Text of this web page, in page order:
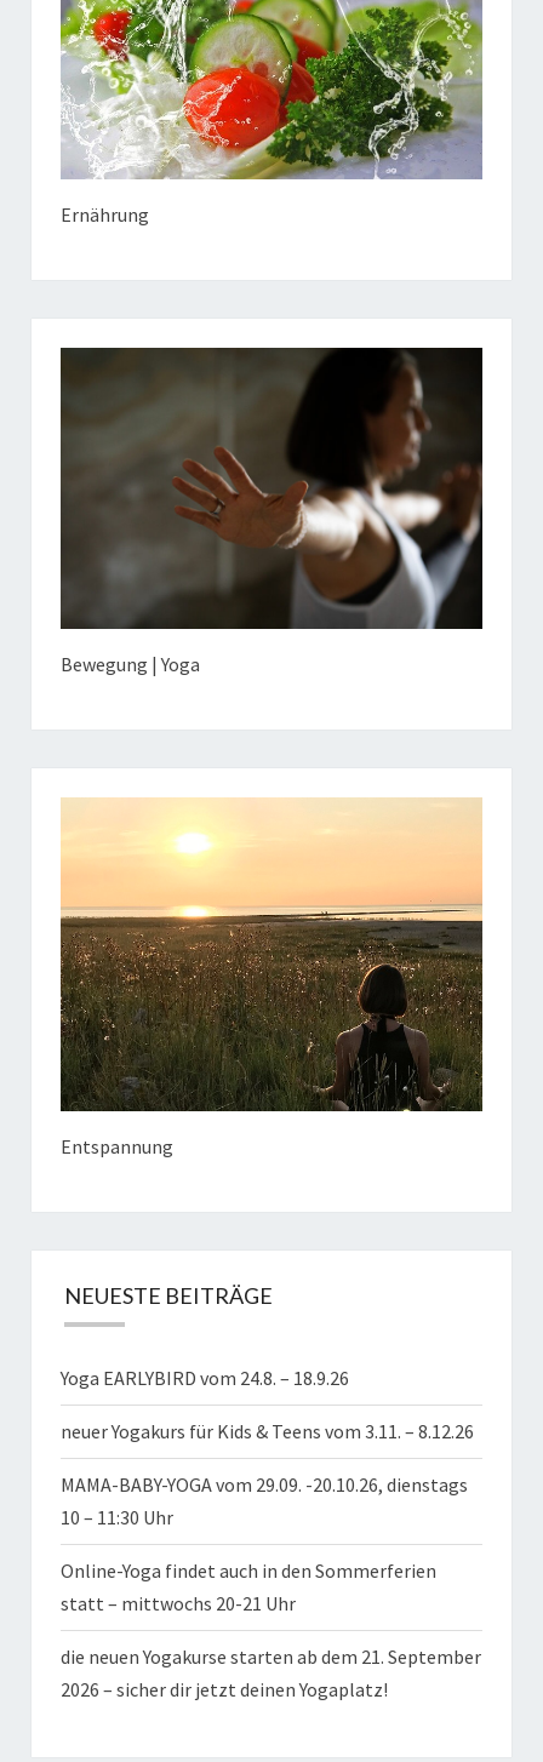
Ernährung
Bewegung | Yoga
Entspannung
NEUESTE BEITRÄGE
Yoga EARLYBIRD vom 24.8. – 18.9.26
neuer Yogakurs für Kids & Teens vom 3.11. – 8.12.26
MAMA-BABY-YOGA vom 29.09. -20.10.26, dienstags
10 – 11:30 Uhr
Online-Yoga findet auch in den Sommerferien
statt – mittwochs 20-21 Uhr
die neuen Yogakurse starten ab dem 21. September
2026 – sicher dir jetzt deinen Yogaplatz!